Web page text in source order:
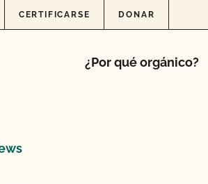
CERTIFICARSE DONAR
¿Por qué orgánico?